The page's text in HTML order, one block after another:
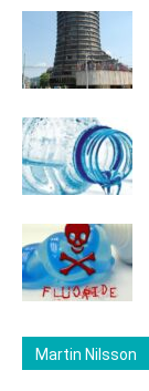
Martin Nilsson